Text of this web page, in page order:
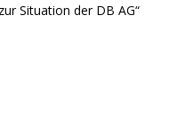
Situation der DB AG“